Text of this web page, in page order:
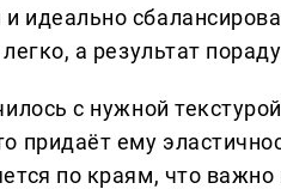
идеально
а результат
с нужной
придаёт ему
по краям, что